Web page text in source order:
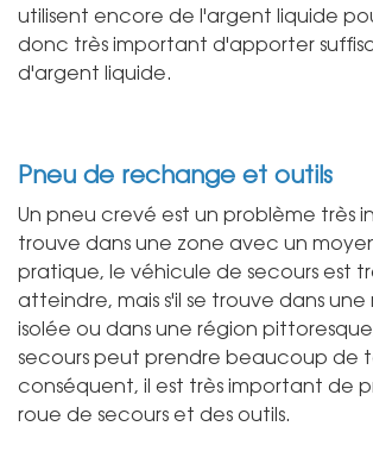
utilisent encore de l'argent liquide
donc très important d'apporter
d'argent liquide.
Pneu de rechange et outils
Un pneu crevé est un problème très
trouve dans une zone avec un
pratique, le véhicule de secours est
atteindre, mais s'il se trouve dans
isolée ou dans une région
secours peut prendre beaucoup de
conséquent, il est très important de
roue de secours et des outils.